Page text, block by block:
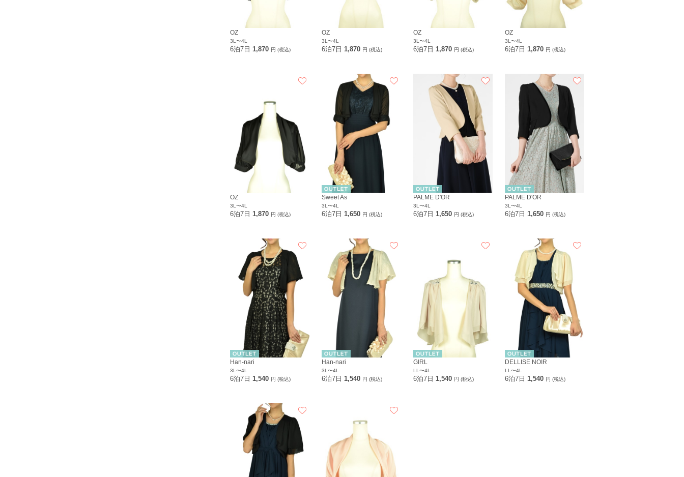
OZ
3L〜4L
6泊7日 1,870 円 (税込)
OZ
3L〜4L
6泊7日 1,870 円 (税込)
OZ
3L〜4L
6泊7日 1,870 円 (税込)
OZ
3L〜4L
6泊7日 1,870 円 (税込)
OZ
3L〜4L
6泊7日 1,870 円 (税込)
Sweet As
3L〜4L
6泊7日 1,650 円 (税込)
PALME D'OR
3L〜4L
6泊7日 1,650 円 (税込)
PALME D'OR
3L〜4L
6泊7日 1,650 円 (税込)
Han-nari
3L〜4L
6泊7日 1,540 円 (税込)
Han-nari
3L〜4L
6泊7日 1,540 円 (税込)
GIRL
LL〜4L
6泊7日 1,540 円 (税込)
DELLISE NOIR
LL〜4L
6泊7日 1,540 円 (税込)